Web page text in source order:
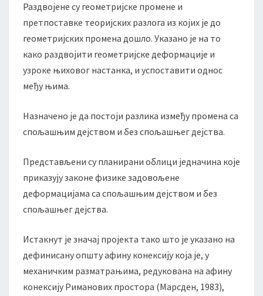
Раздвојене су геометријске промене и
претпоставке теоријских разлога из којих је до
геометријских промена дошло. Указано је на то
како раздвојити геометријске деформације и
узроке њиховог настанка, и успоставити однос
међу њима.
Назначено је да постоји разлика између промена са
спољашњим дејством и без спољашњег дејства.
Представљени су планирани облици једначина које
приказују законе физике задовољене
деформацијама са спољашњим дејством и без
спољашњег дејства.
Истакнут је значај пројекта тако што је указано на
дефинисану општу афину конексију која је, у
механичким разматрањима, редукована на афину
конексију Риманових простора (Марсден, 1983),